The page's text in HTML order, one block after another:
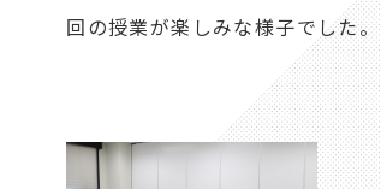
回の授業が楽しみな様子でした。